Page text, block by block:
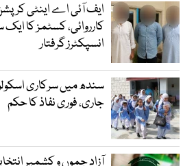
ایف آئی اے اینٹی
کارروائی، کسٹمز کا ایک
انسپکٹرز گرفتار
سندھ میں سرکاری
جاری، فوری نفاذ کا حکم